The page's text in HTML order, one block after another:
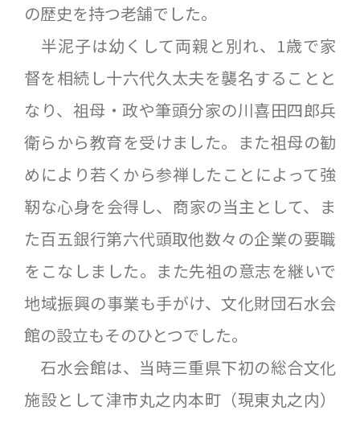
の歴史を持つ老舗でした。
半泥子は幼くして両親と別れ、1歳で家
督を相続し十六代久太夫を襲名することと
なり、祖母・政や筆頭分家の川喜田四郎兵
衛らから教育を受けました。また祖母の勧
めにより若くから参禅したことによって強
靭な心身を会得し、商家の当主として、ま
た百五銀行第六代頭取他数々の企業の要職
をこなしました。また先祖の意志を継いで
地域振興の事業も手がけ、文化財団石水会
館の設立もそのひとつでした。
石水会館は、当時三重県下初の総合文化
施設として津市丸之内本町（現東丸之内）